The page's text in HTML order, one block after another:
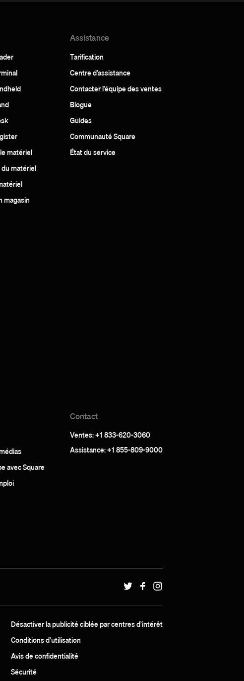
matériel
du matériel
magasin
Assistance
Tarification
Centre d’assistance
Contacter l’équipe des ventes
Blogue
Guides
Communauté Square
État du service
avec Square
Contact
Ventes: +1 833-620-3060
Assistance: +1 855-809-9000
Désactiver la publicité ciblée par centres d’intérêt
Conditions d’utilisation
Avis de confidentialité
Sécurité